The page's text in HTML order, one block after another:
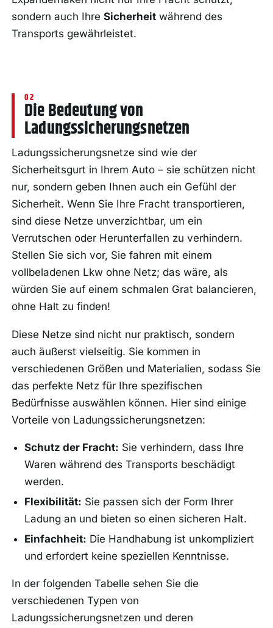
sondern auch IhreSicherheit während des
Transports gewährleistet.
Die Bedeutung von
Ladungssicherungsnetzen
Ladungssicherungsnetze sind wie der
Sicherheitsgurt in Ihrem Auto – sie schützen nicht
nur, sondern geben Ihnen auch ein Gefühl der
Sicherheit. Wenn Sie Ihre Fracht transportieren,
sind diese Netze unverzichtbar, um ein
Verrutschen oder Herunterfallen zu verhindern.
Stellen Sie sich vor, Sie fahren mit einem
vollbeladenen Lkw ohne Netz; das wäre, als
würden Sie auf einem schmalen Grat balancieren,
ohne Halt zu finden!
Diese Netze sind nicht nur praktisch, sondern
auch äußerst vielseitig. Sie kommen in
verschiedenen Größen und Materialien, sodass Sie
das perfekte Netz für Ihre spezifischen
Bedürfnisse auswählen können. Hier sind einige
Vorteile von Ladungssicherungsnetzen:
Schutz der Fracht: Sie verhindern, dass Ihre
Waren während des Transports beschädigt
werden.
Flexibilität: Sie passen sich der Form Ihrer
Ladung an und bieten so einen sicheren Halt.
Einfachheit: Die Handhabung ist unkompliziert
und erfordert keine speziellen Kenntnisse.
In der folgenden Tabelle sehen Sie die
verschiedenen Typen von
Ladungssicherungsnetzen und deren